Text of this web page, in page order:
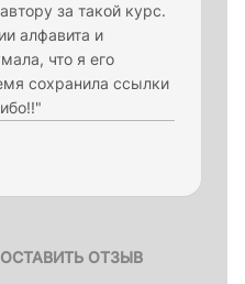
за такой курс.
алфавита и
что я его
сохранила ссылки
ОТЗЫВ